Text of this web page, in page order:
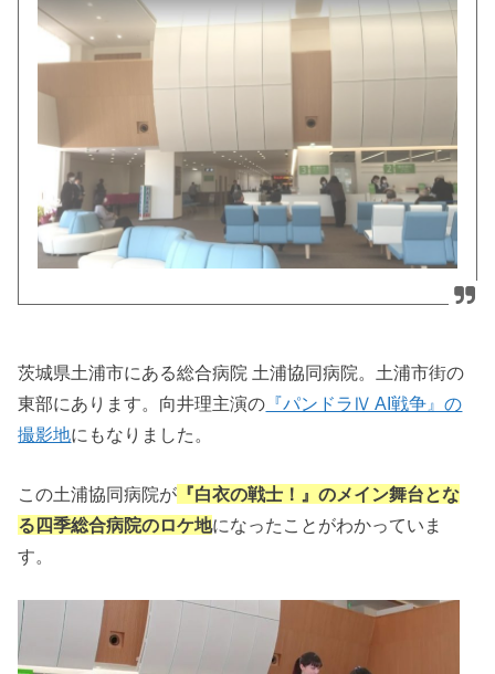
茨城県土浦市にある総合病院 土浦協同病院。土浦市街の
東部にあります。向井理主演の 『パンドラⅣ AI戦争』の
撮影地にもなりました。
この土浦協同病院が 『白衣の戦士！』のメイン舞台とな
る四季総合病院のロケ地になったことがわかっていま
す。